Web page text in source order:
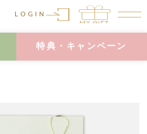
LOGIN
特典・キャンペーン